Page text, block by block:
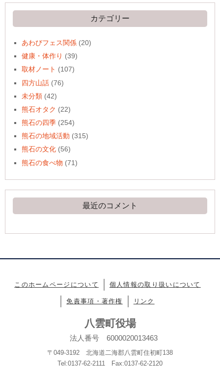
イ
ブ
カテゴリー
あわびフェス関係 (20)
健康・体作り (39)
取材ノート (107)
四方山話 (76)
未分類 (42)
熊石オタク (22)
熊石の四季 (254)
熊石の地域活動 (315)
熊石の文化 (56)
熊石の食べ物 (71)
最近のコメント
このホームページについて 個人情報の取り扱いについて
免責事項・著作権 リンク
八雲町役場
法人番号 6000020013463
〒049-3192 北海道二海郡八雲町住初町138
Tel:0137-62-2111 Fax:0137-62-2120